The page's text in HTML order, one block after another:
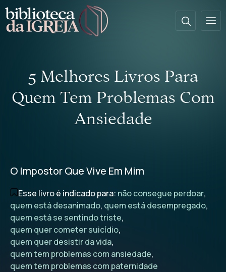
5 Melhores Livros Para
Quem Tem Problemas Com
Ansiedade
O Impostor Que Vive Em Mim
Esse livro é indicado para: não consegue perdoar,
quem está desanimado, quem está desempregado,
quem está se sentindo triste,
quem quer cometer suicídio,
quem quer desistir da vida,
quem tem problemas com ansiedade,
quem tem problemas com paternidade